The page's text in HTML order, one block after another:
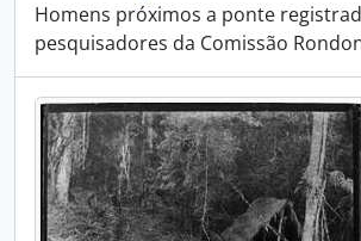
Homens próximos a ponte
pesquisadores da Comissão